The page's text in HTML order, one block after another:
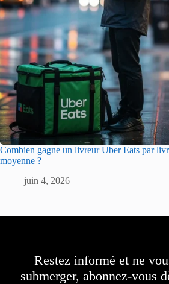
Combien gagne un livreur Uber Eats par
moyenne ?
juin 4, 2026
Restez informé et ne
submerger, abonnez-vous